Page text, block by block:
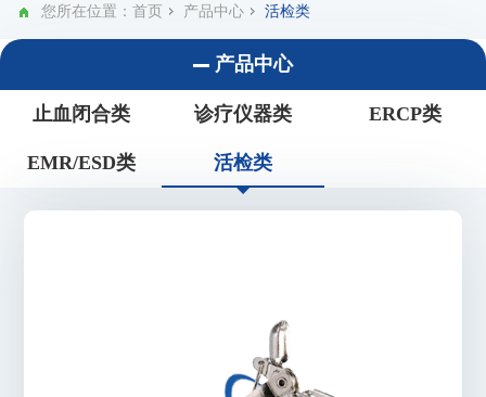
您所在位置： 首页 产品中心 活检类
产品中心
止血闭合类 诊疗仪器类 ERCP类
EMR/ESD类 活检类